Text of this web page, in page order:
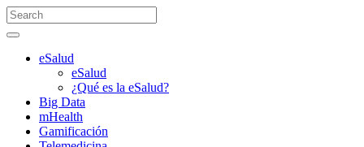
eSalud
eSalud
¿Qué es la eSalud?
Big Data
mHealth
Gamificación